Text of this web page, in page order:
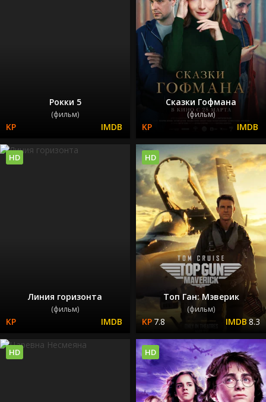
Рокки 5
(фильм)
Сказки Гофмана
(фильм)
Линия горизонта
(фильм)
HD
Топ Ган: Мэверик
(фильм)
7.8 8.3
HD
HD HD